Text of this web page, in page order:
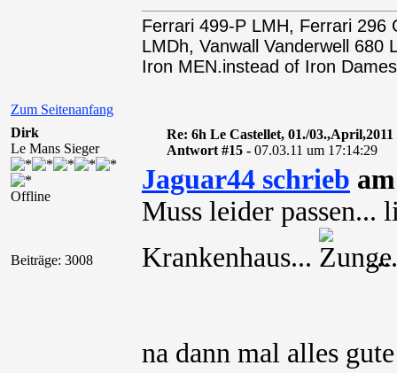
Zum Seitenanfang
Ferrari 499-P LMH, Ferrari 296
LMDh, Vanwall Vanderwell
Iron MEN.instead of Iron
Dirk
Le Mans Sieger
Offline
Beiträge: 3008
Re: 6h Le Castellet, 01./03.,April,2011
Antwort #15 - 07.03.11 um 17:14:29
Jaguar44 schrieb
Muss leider passen...
Krankenhaus...
na dann mal alles